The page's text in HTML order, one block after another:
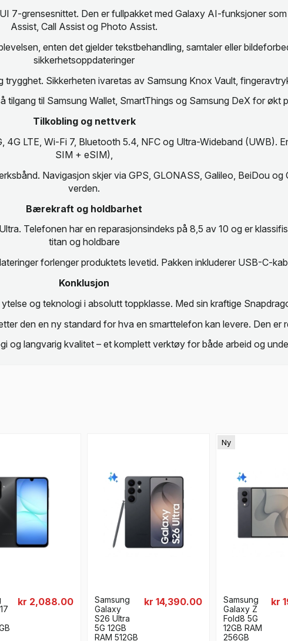
7-grensesnittet. Den er fullpakket med Galaxy AI-funksjoner
Assist, Call Assist og Photo Assist.
enten det gjelder tekstbehandling, samtaler eller
sikkerhetsoppdateringer
Sikkerheten ivaretas av Samsung Knox Vault,
til Samsung Wallet, SmartThings og Samsung DeX for økt
Tilkobling og nettverk
LTE, Wi-Fi 7, Bluetooth 5.4, NFC og Ultra-Wideband (UWB).
SIM + eSIM),
Navigasjon skjer via GPS, GLONASS, Galileo, BeiDou
verden.
Bærekraft og holdbarhet
Telefonen har en reparasjonsindeks på 8,5 av 10 og er
titan og holdbare
forlenger produktets levetid. Pakken inkluderer USB-C-
Konklusjon
og teknologi i absolutt toppklasse. Med sin kraftige
den en ny standard for hva en smarttelefon kan levere. Den er
og langvarig kvalitet – et komplett verktøy for både arbeid og
kr 2,088.00
Samsung
Galaxy
S26 Ultra
5G 12GB
RAM 512GB
kr 14,390.00
Ny
Samsung
Galaxy Z
Fold8 5G
12GB RAM
256GB
kr